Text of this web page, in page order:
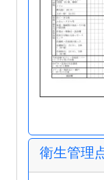
衛生管理